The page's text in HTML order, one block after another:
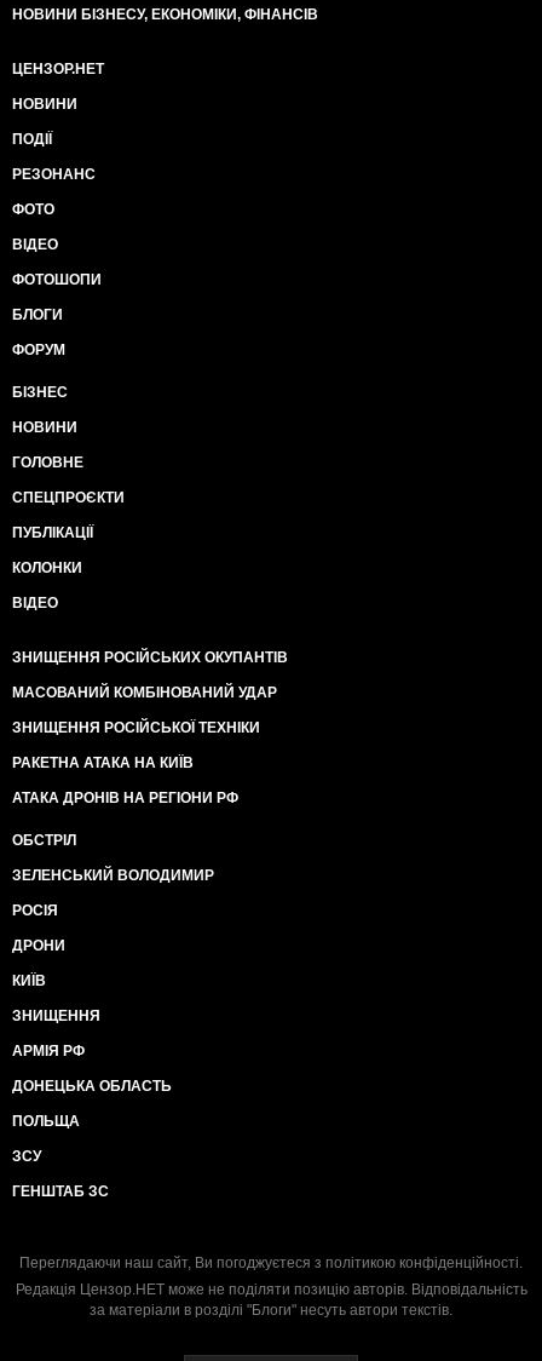
НОВИНИ БІЗНЕСУ, ЕКОНОМІКИ, ФІНАНСІВ
ЦЕНЗОР.НЕТ
НОВИНИ
ПОДІЇ
РЕЗОНАНС
ФОТО
ВІДЕО
ФОТОШОПИ
БЛОГИ
ФОРУМ
БІЗНЕС
НОВИНИ
ГОЛОВНЕ
СПЕЦПРОЄКТИ
ПУБЛІКАЦІЇ
КОЛОНКИ
ВІДЕО
ЗНИЩЕННЯ РОСІЙСЬКИХ ОКУПАНТІВ
МАСОВАНИЙ КОМБІНОВАНИЙ УДАР
ЗНИЩЕННЯ РОСІЙСЬКОЇ ТЕХНІКИ
РАКЕТНА АТАКА НА КИЇВ
АТАКА ДРОНІВ НА РЕГІОНИ РФ
ОБСТРІЛ
ЗЕЛЕНСЬКИЙ ВОЛОДИМИР
РОСІЯ
ДРОНИ
КИЇВ
ЗНИЩЕННЯ
АРМІЯ РФ
ДОНЕЦЬКА ОБЛАСТЬ
ПОЛЬЩА
ЗСУ
ГЕНШТАБ ЗС
Переглядаючи наш сайт, Ви погоджуєтеся з політикою конфіденційності.
Редакція Цензор.НЕТ може не поділяти позицію авторів. Відповідальність
за матеріали в розділі "Блоги" несуть автори текстів.